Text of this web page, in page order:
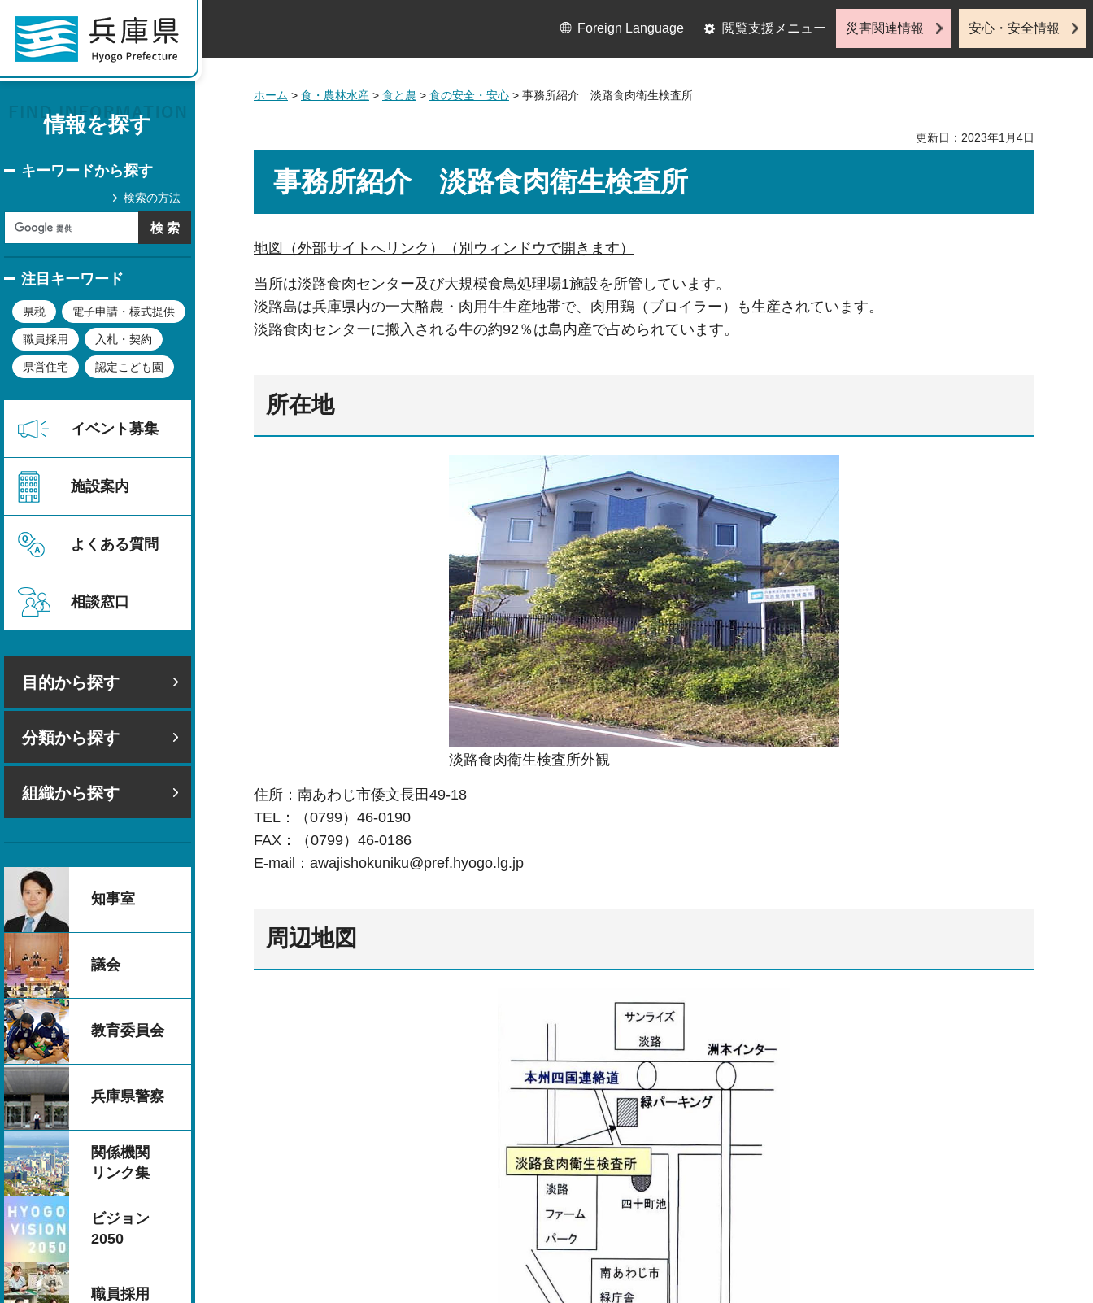
情報を探す
キーワードから探す
検索の方法
注目キーワード
県税 電子申請・様式提供
職員採用 入札・契約
県営住宅 認定こども園
イベント募集
施設案内
よくある質問
相談窓口
目的から探す
分類から探す
組織から探す
知事室
議会
教育委員会
兵庫県警察
関係機関
リンク集
ビジョン
2050
職員採用
Foreign Language 閲覧支援メニュー 災害関連情報 安心・安全情報
ホーム > 食・農林水産 > 食と農 > 食の安全・安心 > 事務所紹介 淡路食肉衛生検査所
更新日：2023年1月4日
事務所紹介 淡路食肉衛生検査所
地図（外部サイトへリンク）（別ウィンドウで開きます）
当所は淡路食肉センター及び大規模食鳥処理場1施設を所管しています。
淡路島は兵庫県内の一大酪農・肉用牛生産地帯で、肉用鶏（ブロイラー）も生産されています。
淡路食肉センターに搬入される牛の約92％は島内産で占められています。
所在地
淡路食肉衛生検査所外観
住所：南あわじ市倭文長田49-18
TEL：（0799）46-0190
FAX：（0799）46-0186
E-mail： awajishokuniku@pref.hyogo.lg.jp
周辺地図